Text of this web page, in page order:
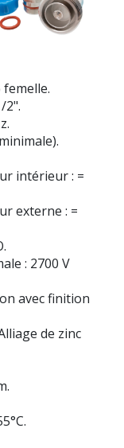
2".
intérieur : =
externe : =
: 2700 V
avec finition
de zinc